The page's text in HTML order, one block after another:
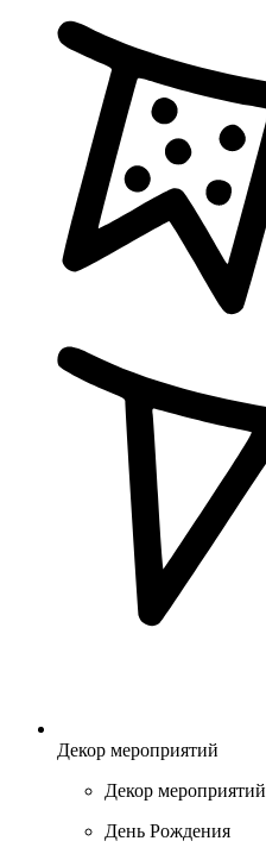
Декор мероприятий
Декор мероприятий
День Рождения